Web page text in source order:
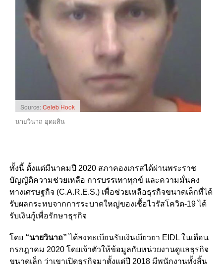
Source:Celeb Hook
นายวินาถ อุดมสิน
ทั้งนี้ ตั้งแต่มีนาคมปี 2020 สภาคองเกรสได้ผ่านพระราช
บัญญัติความช่วยเหลือ การบรรเทาทุกข์ และความมั่นคง
ทางเศรษฐกิจ (C.A.R.E.S.) เพื่อช่วยเหลือธุรกิจขนาดเล็กที่ได้
รับผลกระทบจากการระบาดใหญ่ของเชื้อไวรัสโควิด-19 ได้
รับเงินกู้เพื่อรักษาธุรกิจ
โดย “นายวินาถ” ได้ลงทะเบียนรับเงินเยียวยา EIDL ในเดือน
กรกฎาคม 2020 โดยเจ้าตัวให้ข้อมูลกับหน่วยงานดูแลธุรกิจ
ขนาดเล็ก ว่าเขาเปิดธุรกิจมาตั้งแต่ปี 2018 มีพนักงานทั้งสิ้น